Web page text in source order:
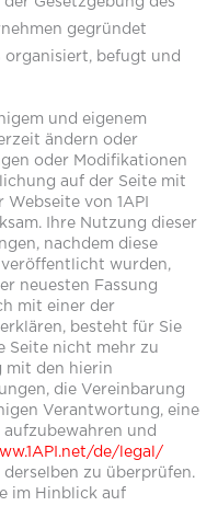
gegründet
befugt und
und eigenem
ändern oder
oder Modifikationen
auf der Seite mit
von 1API
Ihre Nutzung dieser
nachdem diese
wurden,
neuesten Fassung
mit einer der
besteht für Sie
Seite nicht mehr zu
mit den hierin
die Vereinbarung
Verantwortung, eine
und
de/legal/
zu überprüfen.
im Hinblick auf